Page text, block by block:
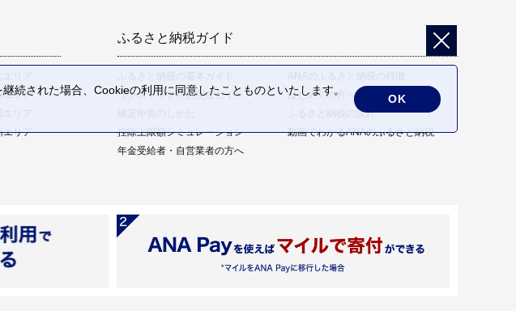
エリア
エリア
ふるさと納税ガイド
ふるさと納税の基本ガイド
ANAのふるさと納税の特徴
ワンストップ特例制度ガイド
はじめての方へ
ふるさと納税の流れ
控除上限額シミュレーション
動画でわかるANAのふるさと納税
年金受給者・自営業者の方へ
続された場合、Cookieの利用に同意したことものといたします。
OK